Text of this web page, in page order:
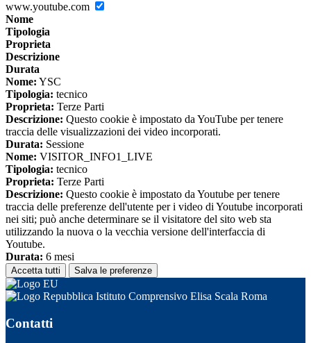
www.youtube.com
Nome
Tipologia
Proprieta
Descrizione
Durata
Nome: YSC
Tipologia: tecnico
Proprieta: Terze Parti
Descrizione: Questo cookie è impostato da YouTube per tenere
traccia delle visualizzazioni dei video incorporati.
Durata: Sessione
Nome: VISITOR_INFO1_LIVE
Tipologia: tecnico
Proprieta: Terze Parti
Descrizione: Questo cookie è impostato da Youtube per tenere
traccia delle preferenze dell'utente per i video di Youtube incorporati
nei siti; può anche determinare se il visitatore del sito web sta
utilizzando la nuova o la vecchia versione dell'interfaccia di
Youtube.
Durata: 6 mesi
Accetta tutti Salva le preferenze
Istituto Comprensivo Elisa Scala Roma
Contatti